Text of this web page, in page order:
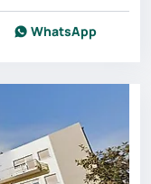
WhatsApp